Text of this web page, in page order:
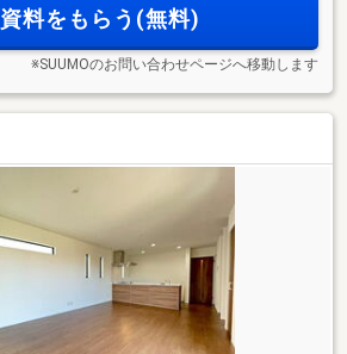
資料をもらう(無料)
※SUUMOのお問い合わせページへ移動します